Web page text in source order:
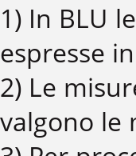
1) In BLU
espresse
2) Le
valgono le